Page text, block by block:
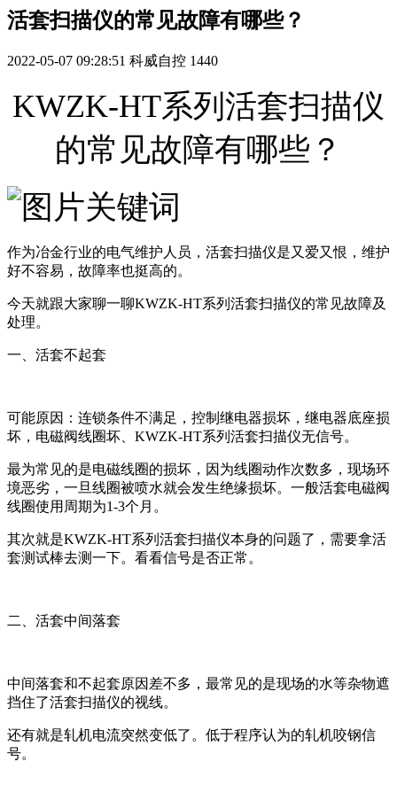
活套扫描仪的常见故障有哪些？
2022-05-07 09:28:51 科威自控 1440
KWZK-HT系列活套扫描仪
的常见故障有哪些？
作为冶金行业的电气维护人员，活套扫描仪是又爱又恨，维护
好不容易，故障率也挺高的。
今天就跟大家聊一聊KWZK-HT系列活套扫描仪的常见故障及
处理。
一、活套不起套
可能原因：连锁条件不满足，控制继电器损坏，继电器底座损
坏，电磁阀线圈坏、KWZK-HT系列活套扫描仪无信号。
最为常见的是电磁线圈的损坏，因为线圈动作次数多，现场环
境恶劣，一旦线圈被喷水就会发生绝缘损坏。一般活套电磁阀
线圈使用周期为1-3个月。
其次就是KWZK-HT系列活套扫描仪本身的问题了，需要拿活
套测试棒去测一下。看看信号是否正常。
二、活套中间落套
中间落套和不起套原因差不多，最常见的是现场的水等杂物遮
挡住了活套扫描仪的视线。
还有就是轧机电流突然变低了。低于程序认为的轧机咬钢信
号。